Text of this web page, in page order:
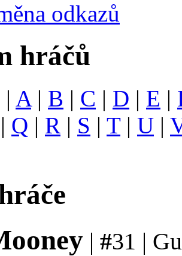
odkazů
hráčů
| A| B | C | D | E |
| Q | R | S | T| U |
| #31 |